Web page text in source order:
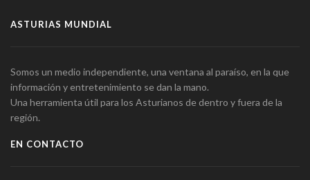
ASTURIAS MUNDIAL
Somos un medio independiente, una ventana al paraíso, en la que
información y entretenimiento se dan la mano.
Una herramienta útil para los Asturianos de dentro y fuera de la
región.
EN CONTACTO